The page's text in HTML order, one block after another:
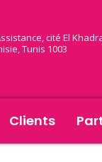
cité El
Tunis 1003
Clients